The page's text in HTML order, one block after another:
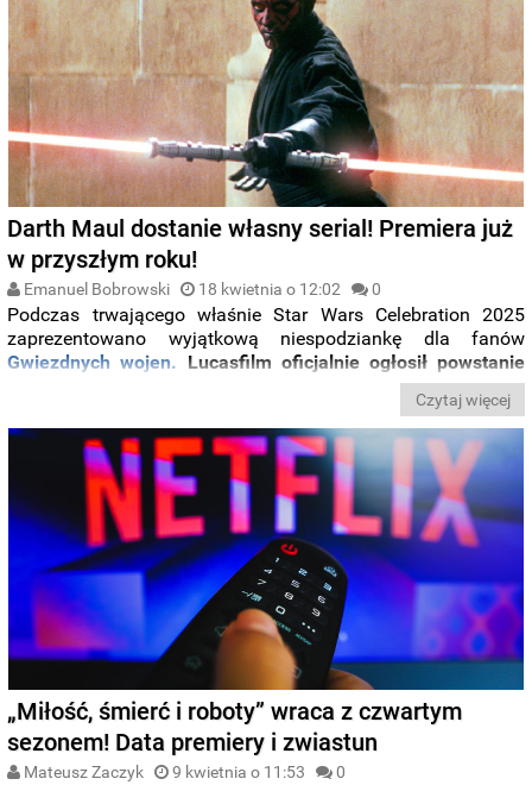
Darth Maul dostanie własny serial! Premiera już
w przyszłym roku!
Emanuel Bobrowski 18 kwietnia o 12:02 0
Podczas trwającego właśnie Star Wars Celebration 2025
zaprezentowano wyjątkową niespodziankę dla fanów
Gwiezdnych wojen. Lucasfilm oficjalnie ogłosił powstanie
nowego animowanego serialu zatytułowanego „Maul:
w 2026 roku.
Czytaj więcej
„Miłość, śmierć i roboty” wraca z czwartym
sezonem! Data premiery i zwiastun
Mateusz Zaczyk 9 kwietnia o 11:53 0